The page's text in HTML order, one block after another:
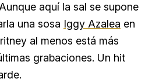
aquí la sal se supone
una sosa Iggy Azalea en
al menos está más
grabaciones. Un hit